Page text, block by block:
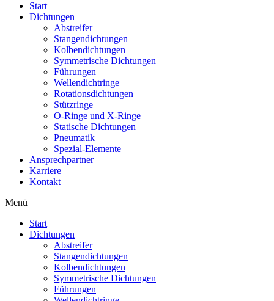
Start
Dichtungen
Abstreifer
Stangendichtungen
Kolbendichtungen
Symmetrische Dichtungen
Führungen
Wellendichtringe
Rotationsdichtungen
Stützringe
O-Ringe und X-Ringe
Statische Dichtungen
Pneumatik
Spezial-Elemente
Ansprechpartner
Karriere
Kontakt
Menü
Start
Dichtungen
Abstreifer
Stangendichtungen
Kolbendichtungen
Symmetrische Dichtungen
Führungen